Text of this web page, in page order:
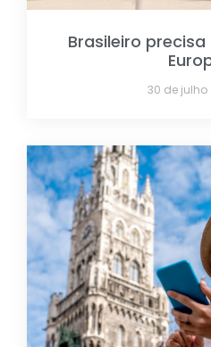
Brasileiro
30 de julho